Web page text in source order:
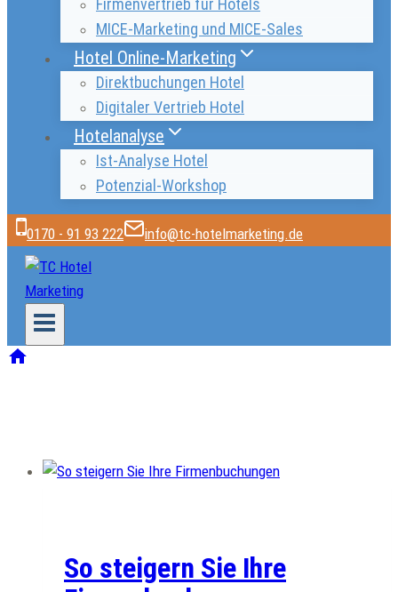
Firmenvertrieb für Hotels
MICE-Marketing und MICE-Sales
Hotel Online-Marketing
Direktbuchungen Hotel
Digitaler Vertrieb Hotel
Hotelanalyse
Ist-Analyse Hotel
Potenzial-Workshop
0170 - 91 93 222 info@tc-hotelmarketing.de
So steigern Sie Ihre